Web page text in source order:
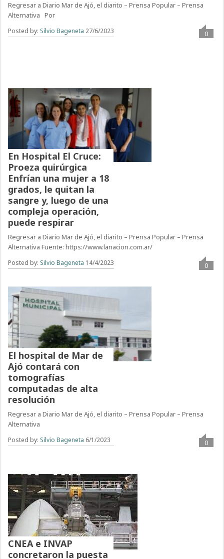
Regresar a Diario Mar de Ajó, el diarito – Prensa Popular – Prensa
Alternativa Por
Posted by: Silvio Bageneta 27/6/2023 0
En Hospital El Cruce:
Proeza quirúrgica
Enfrían una mujer a 18
grados, le quitan la
sangre y, luego de una
compleja operación,
puede respirar
Regresar a Diario Mar de Ajó, el diarito – Prensa Popular – Prensa
Alternativa Fuente: https://www.lanacion.com.ar/
Posted by: Silvio Bageneta 14/4/2023 0
El hospital de Mar de
Ajó contará con
tomografías
computadas de alta
resolución
Regresar a Diario Mar de Ajó, el diarito – Prensa Popular – Prensa
Alternativa
Posted by: Silvio Bageneta 6/1/2023 0
CNEA e INVAP
concretaron la puesta